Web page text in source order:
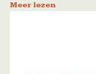
Meer lezen